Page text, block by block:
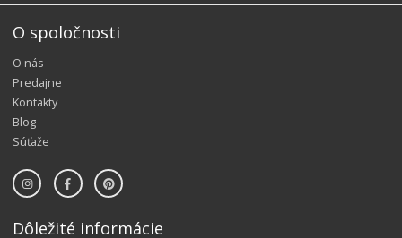
O spoločnosti
O nás
Predajne
Kontakty
Blog
Súťaže
Dôležité informácie